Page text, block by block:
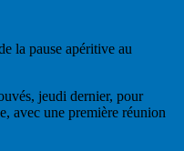
jeudi dernier, pour
avec une première réunion